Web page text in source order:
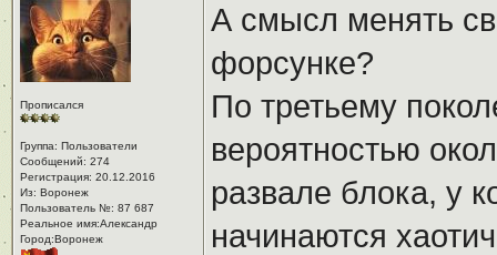
Прописался
Группа: Пользователи
Сообщений: 274
Регистрация: 20.12.2016
Из: Воронеж
Пользователь №: 87 687
Реальное имя:Александр
Город:Воронеж
А смысл менять
форсунке?
По третьему
вероятностью
развале блока, у
начинаются